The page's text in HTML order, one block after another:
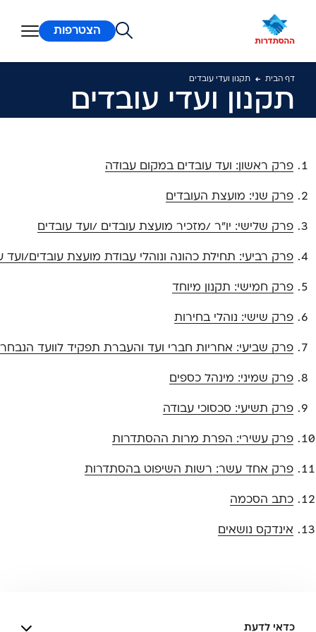
מרכזי
הצטרפות
דף הבית תקנון ועדי עובדים
תקנון ועדי עובדים
פרק ראשון: ועד עובדים במקום עבודה
פרק שני: מועצת העובדים
פרק שלישי: יו"ר /מזכיר מועצת עובדים /ועד עובדים
פרק רביעי: תחילת כהונה ונוהלי עבודת מועצת עובדים/ועד
פרק חמישי: תקנון מיוחד
פרק שישי: נוהלי בחירות
פרק שביעי: אחריות חברי ועד והעברת תפקיד לוועד הנבחר
פרק שמיני: מינהל כספים
פרק תשיעי: סכסוכי עבודה
פרק עשירי: הפרת מרות ההסתדרות
פרק אחד עשר: רשות השיפוט בהסתדרות
כתב הסכמה
אינדקס נושאים
כדאי לדעת